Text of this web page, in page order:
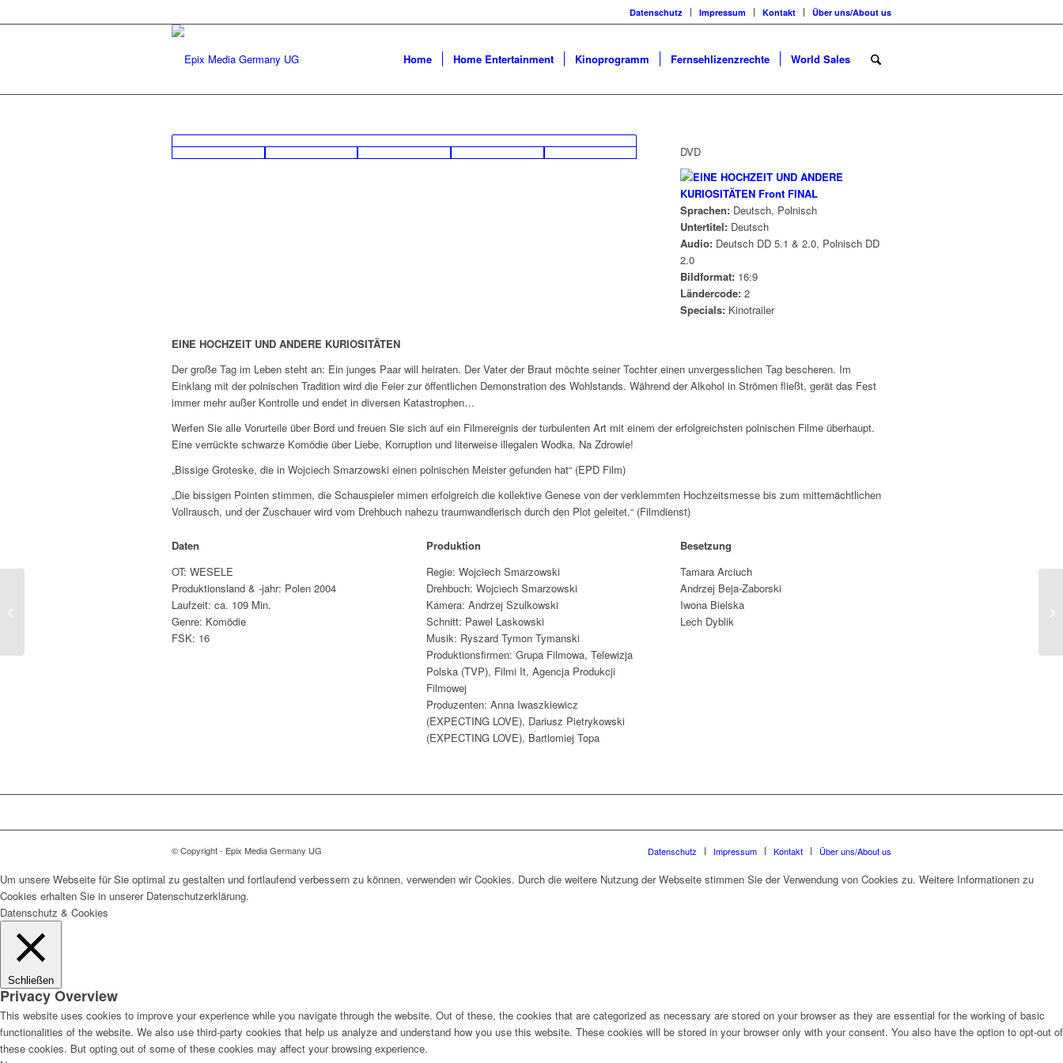
Datenschutz Impressum Kontakt Über uns/About us
Home Home Entertainment Kinoprogramm Fernsehlizenzrechte World Sales
DVD
Sprachen: Deutsch, Polnisch
Untertitel: Deutsch
Audio: Deutsch DD 5.1 & 2.0, Polnisch DD
2.0
Bildformat: 16:9
Ländercode:2
Specials: Kinotrailer
EINE HOCHZEIT UND ANDERE KURIOSITÄTEN
Der große Tag im Leben steht an: Ein junges Paar will heiraten. Der Vater der Braut möchte seiner Tochter einen unvergesslichen Tag bescheren. Im
Einklang mit der polnischen Tradition wird die Feier zur öffentlichen Demonstration des Wohlstands. Während der Alkohol in Strömen fließt, gerät das Fest
immer mehr außer Kontrolle und endet in diversen Katastrophen…
Werfen Sie alle Vorurteile über Bord und freuen Sie sich auf ein Filmereignis der turbulenten Art mit einem der erfolgreichsten polnischen Filme überhaupt.
Eine verrückte schwarze Komödie über Liebe, Korruption und literweise illegalen Wodka. Na Zdrowie!
„Bissige Groteske, die in Wojciech Smarzowski einen polnischen Meister gefunden hat“ (EPD Film)
„Die bissigen Pointen stimmen, die Schauspieler mimen erfolgreich die kollektive Genese von der verklemmten Hochzeitsmesse bis zum mitternächtlichen
Vollrausch, und der Zuschauer wird vom Drehbuch nahezu traumwandlerisch durch den Plot geleitet.“ (Filmdienst)
Daten
OT: WESELE
Produktionsland & -jahr: Polen 2004
Laufzeit: ca. 109 Min.
Genre: Komödie
FSK: 16
Produktion
Regie: Wojciech Smarzowski
Drehbuch: Wojciech Smarzowski
Kamera: Andrzej Szulkowski
Schnitt: Pawel Laskowski
Musik: Ryszard Tymon Tymanski
Produktionsfirmen: Grupa Filmowa, Telewizja
Polska (TVP), Filmi It, Agencja Produkcji
Filmowej
Produzenten: Anna Iwaszkiewicz
(EXPECTING LOVE), Dariusz Pietrykowski
(EXPECTING LOVE), Bartlomiej Topa
Besetzung
Tamara Arciuch
Andrzej Beja-Zaborski
Iwona Bielska
Lech Dyblik
© Copyright - Epix Media Germany UG Datenschutz Impressum Kontakt Über uns/About us
Um unsere Webseite für Sie optimal zu gestalten und fortlaufend verbessern zu können, verwenden wir Cookies. Durch die weitere Nutzung der Webseite stimmen Sie der Verwendung von Cookies zu. Weitere Informationen zu
Cookies erhalten Sie in unserer Datenschutzerklärung.
Datenschutz & Cookies
Schließen
Privacy Overview
This website uses cookies to improve your experience while you navigate through the website. Out of these, the cookies that are categorized as necessary are stored on your browser as they are essential for the working of basic
functionalities of the website. We also use third-party cookies that help us analyze and understand how you use this website. These cookies will be stored in your browser only with your consent. You also have the option to opt-out of
these cookies. But opting out of some of these cookies may affect your browsing experience.